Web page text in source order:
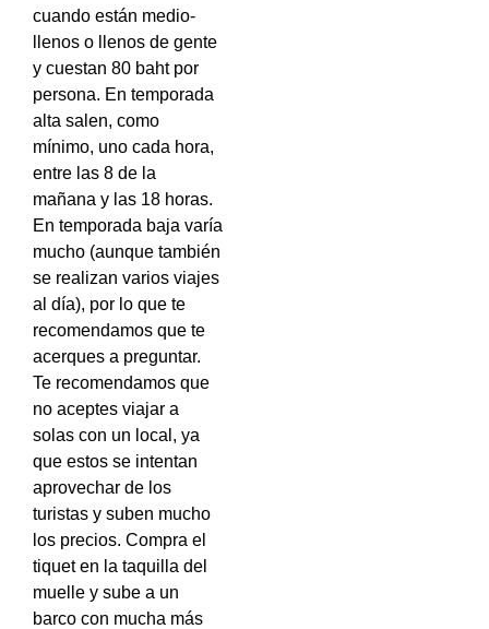
cuando están medio-
llenos o llenos de gente
y cuestan 80 baht por
persona. En temporada
alta salen, como
mínimo, uno cada hora,
entre las 8 de la
mañana y las 18 horas.
En temporada baja varía
mucho (aunque también
se realizan varios viajes
al día), por lo que te
recomendamos que te
acerques a preguntar.
Te recomendamos que
no aceptes viajar a
solas con un local, ya
que estos se intentan
aprovechar de los
turistas y suben mucho
los precios. Compra el
tiquet en la taquilla del
muelle y sube a un
barco con mucha más